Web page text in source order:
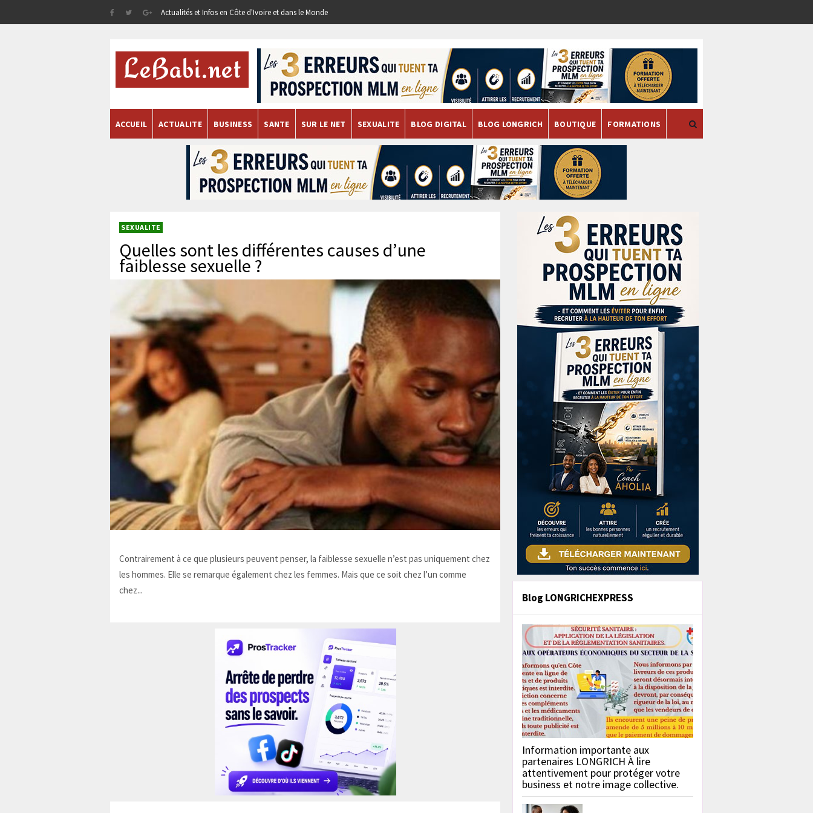
Actualités et Infos en Côte d'Ivoire et dans le Monde
ACCUEIL ACTUALITE BUSINESS SANTE SUR LE NET SEXUALITE BLOG DIGITAL BLOG LONGRICH BOUTIQUE FORMATIONS
SEXUALITE
Quelles sont les différentes causes d’une
faiblesse sexuelle ?
Contrairement à ce que plusieurs peuvent penser, la faiblesse sexuelle n’est pas uniquement chez
les hommes. Elle se remarque également chez les femmes. Mais que ce soit chez l’un comme
chez...
Blog LONGRICHEXPRESS
Information importante aux
partenaires LONGRICH À lire
attentivement pour protéger votre
business et notre image collective.